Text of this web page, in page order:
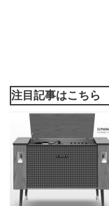
注目記事はこちら